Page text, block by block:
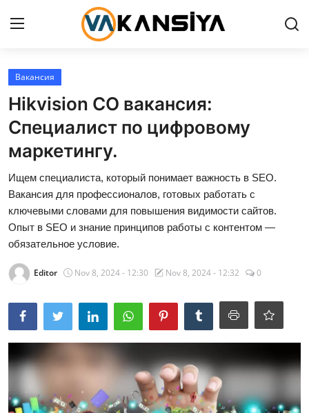
Login
Главная страница
Вакансия
Contact
RU
Вакансия
Hikvision CO вакансия:
Специалист по цифровому
маркетингу.
Ищем специалиста, который понимает важность в SEO.
Вакансия для профессионалов, готовых работать с
ключевыми словами для повышения видимости сайтов.
Опыт в SEO и знание принципов работы с контентом —
обязательное условие.
Editor Nov 8, 2024 - 12:30 Nov 8, 2024 - 12:32 0